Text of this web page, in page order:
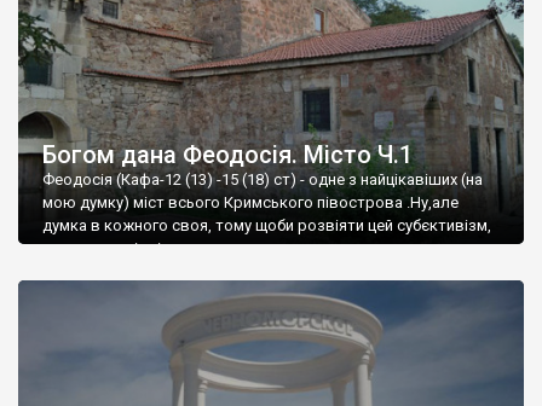
Богом дана Феодосія. Місто Ч.1
Феодосія (Кафа-12 (13) -15 (18) ст) - одне з найцікавіших (на
мою думку) міст всього Кримського півострова .Ну,але
думка в кожного своя, тому щоби розвіяти цей субєктивізм,
запрошую відвідати це